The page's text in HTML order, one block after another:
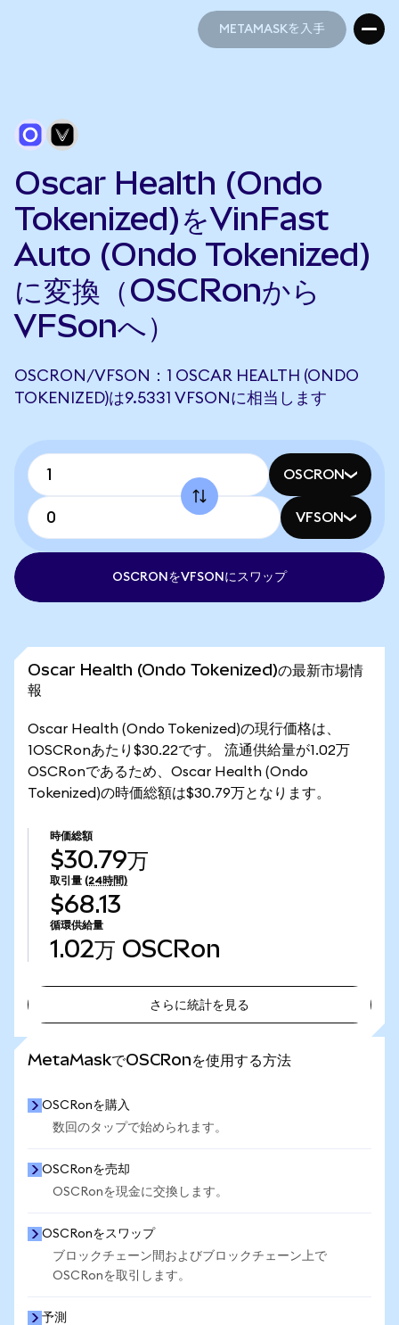
METAMASKを入手
Oscar Health (Ondo
Tokenized)をVinFast
Auto (Ondo Tokenized)
に変換（OSCRonから
VFSonへ）
OSCRON/VFSON：1 OSCAR HEALTH (ONDO
TOKENIZED)は9.5331 VFSONに相当します
OSCRON
VFSON
OSCRONをVFSONにスワップ
Oscar Health (Ondo Tokenized)の最新市場情
報
Oscar Health (Ondo Tokenized)の現行価格は、
1OSCRonあたり$30.22です。 流通供給量が1.02万
OSCRonであるため、Oscar Health (Ondo
Tokenized)の時価総額は$30.79万となります。
時価総額
$30.79万
取引量 (24時間)
$68.13
循環供給量
1.02万 OSCRon
さらに統計を見る
MetaMaskでOSCRonを使用する方法
OSCRonを購入
数回のタップで始められます。
OSCRonを売却
OSCRonを現金に交換します。
OSCRonをスワップ
ブロックチェーン間およびブロックチェーン上で
OSCRonを取引します。
予測